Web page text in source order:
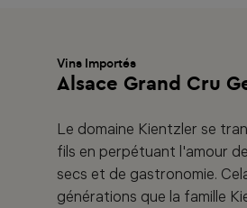
Vins Importés
Alsace Grand Cru
Le domaine Kientzler se
fils en perpétuant l'amour
secs et de gastronomie.
générations que la famille